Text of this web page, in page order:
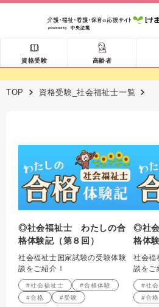
資格受験 高齢者
TOP 資格受験_社会福祉士一覧
◎社会福祉士 わたしの合
格体験記（第８回）
社会福祉士国家試験の受験体験
談をご紹介！
#社会福祉士
#合格体験
#合格
#受験
◎社
格体
社会福
談をご
#社
#合格